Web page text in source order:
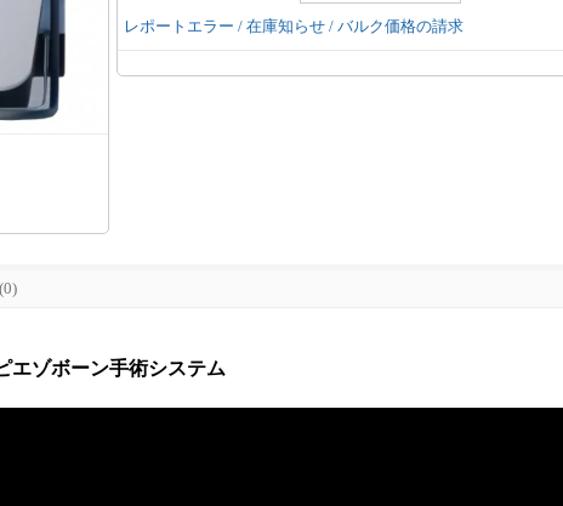
レポートエラー / 在庫知らせ / バルク価格の請求
エゾボーン手術システム